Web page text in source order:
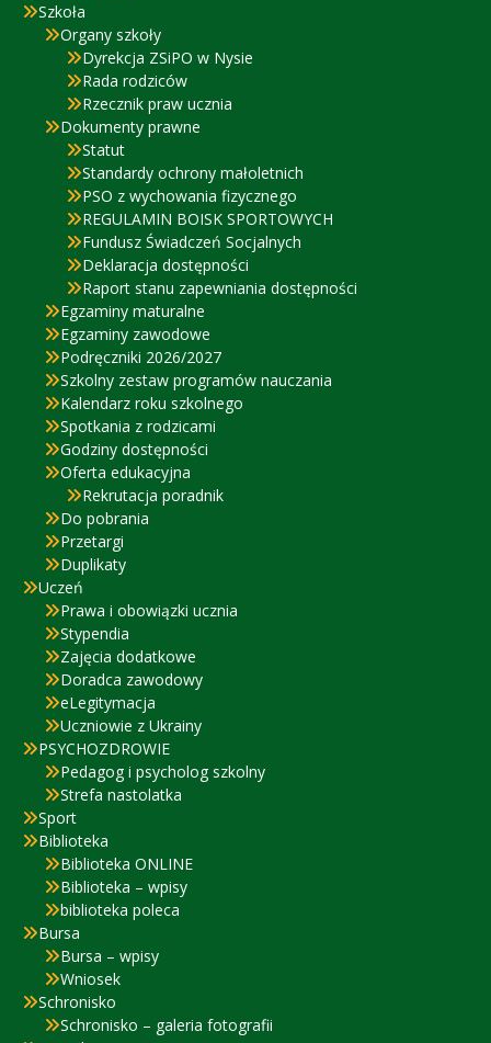
Szkoła
Organy szkoły
Dyrekcja ZSiPO w Nysie
Rada rodziców
Rzecznik praw ucznia
Dokumenty prawne
Statut
Standardy ochrony małoletnich
PSO z wychowania fizycznego
REGULAMIN BOISK SPORTOWYCH
Fundusz Świadczeń Socjalnych
Deklaracja dostępności
Raport stanu zapewniania dostępności
Egzaminy maturalne
Egzaminy zawodowe
Podręczniki 2026/2027
Szkolny zestaw programów nauczania
Kalendarz roku szkolnego
Spotkania z rodzicami
Godziny dostępności
Oferta edukacyjna
Rekrutacja poradnik
Do pobrania
Przetargi
Duplikaty
Uczeń
Prawa i obowiązki ucznia
Stypendia
Zajęcia dodatkowe
Doradca zawodowy
eLegitymacja
Uczniowie z Ukrainy
PSYCHOZDROWIE
Pedagog i psycholog szkolny
Strefa nastolatka
Sport
Biblioteka
Biblioteka ONLINE
Biblioteka – wpisy
biblioteka poleca
Bursa
Bursa – wpisy
Wniosek
Schronisko
Schronisko – galeria fotografii